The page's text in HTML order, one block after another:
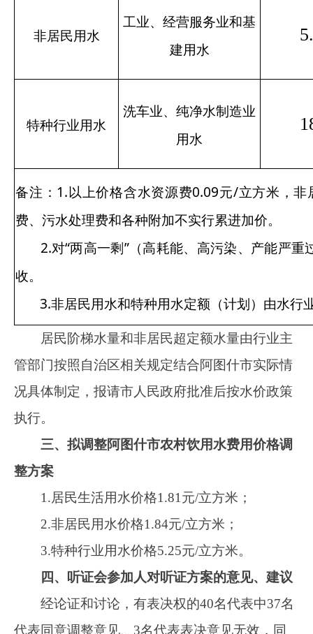
（一）代表建议明确居民生活用水实行阶梯
的对比分析，减少调价幅度；
（三）代表建议合理区分解决部分乡（镇）
农村饮用水收费标准。
五、听证会意见建议采纳情况
（一）采纳情况
提出的合理建议的基础上，阿图什市发改委再次
对调整方案进行完善，设定居民用水阶梯水价分
档，明确了用水量及计费周期。具体如下：居民
立完善城镇居民用水阶梯价格制度的指导意见》
（发改价格〔2013〕2676号）文件中“各地城市
居民生活用水阶梯水量建议值”，采取按户定量的
方式。按照户均4人测算，每人每月人均用水量
2.6立方米作为定量基数（基本水量），以年度用
2.对“全面掌握周边城市现行价格的对比分
析，减少调价幅度”的建议予以采纳。在充分考虑
代表提出的合理建议的基础上，我委已对“阿图什
市城市供水和污水处理费价格调整方案”进行了完
善。具体如下：为确保阿图什市供水成本的合理